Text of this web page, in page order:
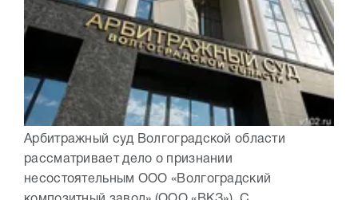
Арбитражный суд Волгоградской области
рассматривает дело о признании
несостоятельным ООО «Волгоградский